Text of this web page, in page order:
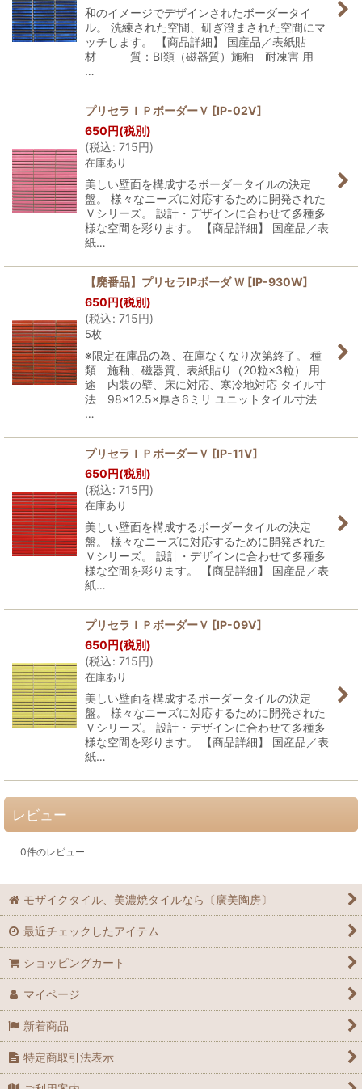
和のイメージでデザインされたボーダータイ
ル。 洗練された空間、研ぎ澄まされた空間にマ
ッチします。 【商品詳細】 国産品／表紙貼
材 質：BI類（磁器質）施釉 耐凍害 用
…
プリセラＩＰボーダーＶ [IP-02V]
650円(税別)
(税込: 715円)
在庫あり
美しい壁面を構成するボーダータイルの決定
盤。 様々なニーズに対応するために開発された
Ｖシリーズ。 設計・デザインに合わせて多種多
様な空間を彩ります。 【商品詳細】 国産品／表
紙…
【廃番品】プリセラIPボーダ Ｗ [IP-930W]
650円(税別)
(税込: 715円)
5枚
※限定在庫品の為、在庫なくなり次第終了。 種
類 施釉、磁器質、表紙貼り（20粒×3粒） 用
途 内装の壁、床に対応、寒冷地対応 タイル寸
法 98×12.5×厚さ6ミリ ユニットタイル寸法
…
プリセラＩＰボーダーＶ [IP-11V]
650円(税別)
(税込: 715円)
在庫あり
美しい壁面を構成するボーダータイルの決定
盤。 様々なニーズに対応するために開発された
Ｖシリーズ。 設計・デザインに合わせて多種多
様な空間を彩ります。 【商品詳細】 国産品／表
紙…
プリセラＩＰボーダーＶ [IP-09V]
650円(税別)
(税込: 715円)
在庫あり
美しい壁面を構成するボーダータイルの決定
盤。 様々なニーズに対応するために開発された
Ｖシリーズ。 設計・デザインに合わせて多種多
様な空間を彩ります。 【商品詳細】 国産品／表
紙…
レビュー
0件のレビュー
モザイクタイル、美濃焼タイルなら〔廣美陶房〕
最近チェックしたアイテム
ショッピングカート
マイページ
新着商品
特定商取引法表示